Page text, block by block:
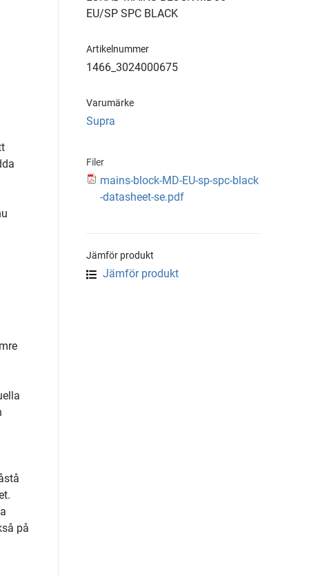
på
EU/SP SPC BLACK
Artikelnummer
1466_3024000675
Varumärke
Supra
Filer
mains-block-MD-EU-sp-spc-black
-datasheet-se.pdf
Jämför produkt
Jämför produkt